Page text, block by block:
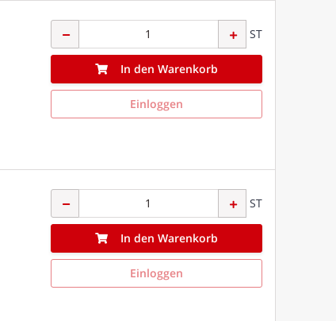
ST
In den Warenkorb
Einloggen
ST
In den Warenkorb
Einloggen